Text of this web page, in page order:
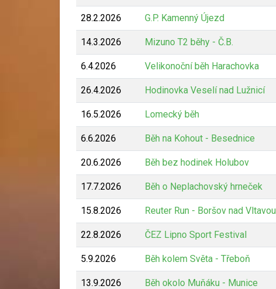
28.2.2026 G.P. Kamenný Újezd
14.3.2026 Mizuno T2 běhy - Č.B.
6.4.2026 Velikonoční běh Harachovka
26.4.2026 Hodinovka Veselí nad Lužnicí
16.5.2026 Lomecký běh
6.6.2026 Běh na Kohout - Besednice
20.6.2026 Běh bez hodinek Holubov
17.7.2026 Běh o Neplachovský hrneček
15.8.2026 Reuter Run - Boršov nad Vltavou
22.8.2026 ČEZ Lipno Sport Festival
5.9.2026 Běh kolem Světa - Třeboň
13.9.2026 Běh okolo Muňáku - Munice